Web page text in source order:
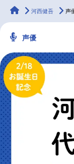
ラジオ
2.5次元
animateTimes
河西健吾 声
声優